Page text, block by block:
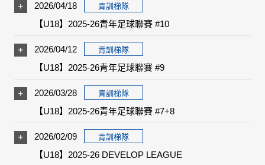
2026/04/18 青訓梯隊
【U18】2025-26青年足球聯賽 #10
2026/04/12 青訓梯隊
【U18】2025-26青年足球聯賽 #9
2026/03/28 青訓梯隊
【U18】2025-26青年足球聯賽 #7+8
2026/02/09 青訓梯隊
【U18】2025-26 DEVELOP LEAGUE